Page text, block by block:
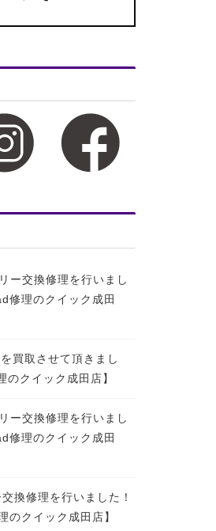
ー交換修理を行いまし
修理のクイック成田
買取させて頂きまし
クイック成田店】
ー交換修理を行いまし
修理のクイック成田
換修理を行いました！
のクイック成田店】